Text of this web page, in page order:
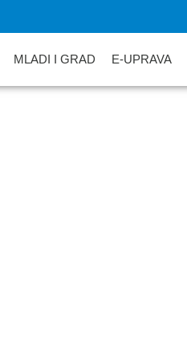
MLADI I GRAD E-UPRAVA